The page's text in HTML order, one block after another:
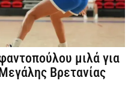
μιλά για
Βρετανίας